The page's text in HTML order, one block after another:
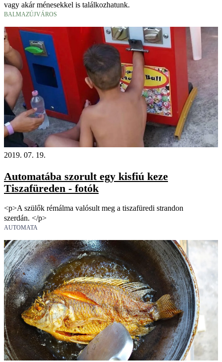
vagy akár ménesekkel is találkozhatunk.
BALMAZÚJVÁROS
2019. 07. 19.
Automatába szorult egy kisfiú keze
Tiszafüreden - fotók
<p>A szülők rémálma valósult meg a tiszafüredi strandon
szerdán. </p>
AUTOMATA